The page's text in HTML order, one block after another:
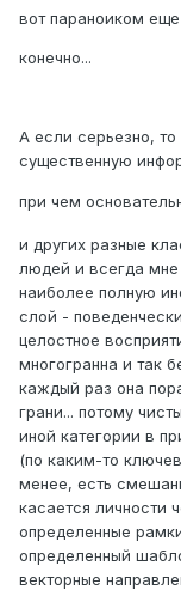
вот параноиком
конечно...
А если серьезно,
существенную
при чем
и других разные
людей и всегда мне
наиболее полную
слой -
целостное
многогранна и так
каждый раз она
грани... потому
иной категории в
(по каким-то
менее, есть
касается личности
определенные
определенный
векторные